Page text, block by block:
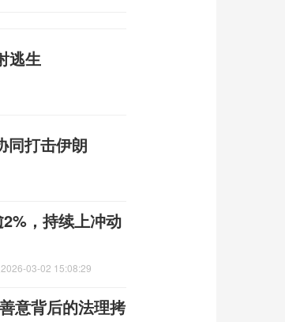
逃生
同打击伊朗
，持续上冲动
2026-03-02 15:08:29
意背后的法理拷